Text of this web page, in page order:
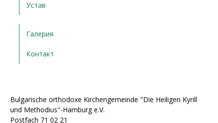
Устав
Галерия
Контакт
Bulgarische orthodoxe Kirchengemeinde "Die Heiligen Kyrill
und Methodius"-Hamburg e.V.
Postfach 71 02 21